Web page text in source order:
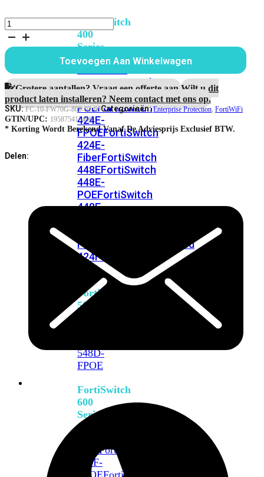
FortiSwitch
400
Series
FortiSwitch
424EFortiSwitch
424E-
POEFortiSwitch
424E-
FPOEFortiSwitch
424E-
FiberFortiSwitch
448EFortiSwitch
448E-
POEFortiSwitch
448E-
FPOE
FortiSwitchRugged
424F-
POE
FortiSwitch
500
548D-
FPOE
FortiSwitch
600
Series
FortiSwitch
624F-
FPOEFortiSwitch
FortiWiFi-
70G
jaar
Enterprise
Protection
aantal
Toevoegen Aan Winkelwagen
Grotere aantallen? Vraag een offerte aan.Wilt u dit
product laten installeren? Neem contact met ons op.
SKU:FC-10-FW70G-809-02-60Categorieën:Enterprise Protection, FortiWiFi
GTIN/UPC: 195875415490
* Korting Wordt Berekend Vanaf De Adviesprijs Exclusief BTW.
Delen: